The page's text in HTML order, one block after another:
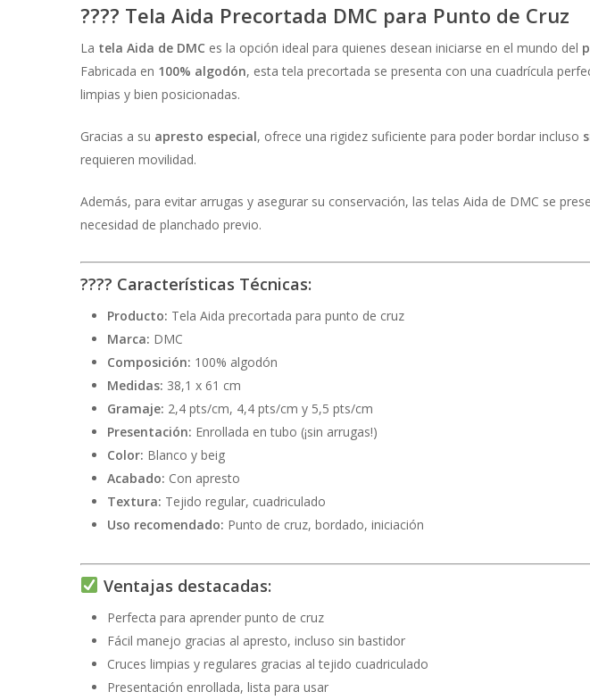
???? Tela Aida Precortada DMC para Punto de Cruz
La tela Aida de DMC es la opción ideal para quienes desean iniciarse en el mundo del
Fabricada en 100% algodón, esta tela precortada se presenta con una cuadrícula
limpias y bien posicionadas.
Gracias a su apresto especial, ofrece una rigidez suficiente para poder bordar incluso
requieren movilidad.
Además, para evitar arrugas y asegurar su conservación, las telas Aida de DMC se
necesidad de planchado previo.
???? Características Técnicas:
Producto: Tela Aida precortada para punto de cruz
Marca: DMC
Composición: 100% algodón
Medidas: 38,1 x 61 cm
Gramaje: 2,4 pts/cm, 4,4 pts/cm y 5,5 pts/cm
Presentación: Enrollada en tubo (¡sin arrugas!)
Color: Blanco y beig
Acabado: Con apresto
Textura: Tejido regular, cuadriculado
Uso recomendado: Punto de cruz, bordado, iniciación
Ventajas destacadas:
Perfecta para aprender punto de cruz
Fácil manejo gracias al apresto, incluso sin bastidor
Cruces limpias y regulares gracias al tejido cuadriculado
Presentación enrollada, lista para usar